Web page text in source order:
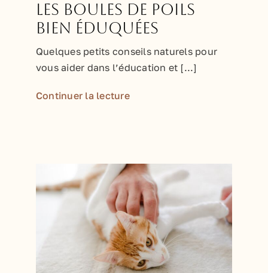
Les boules de poils
bien éduquées
Quelques petits conseils naturels pour
vous aider dans l’éducation et [...]
Continuer la lecture